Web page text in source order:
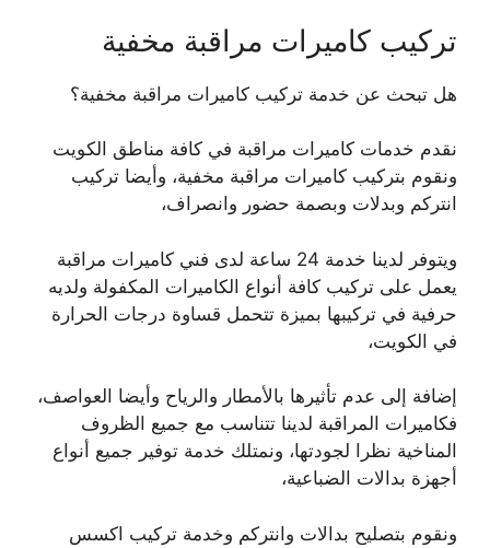
تركيب كاميرات مراقبة مخفية
هل تبحث عن خدمة تركيب كاميرات مراقبة مخفية؟
نقدم خدمات كاميرات مراقبة في كافة مناطق الكويت
ونقوم بتركيب كاميرات مراقبة مخفية، وأيضا تركيب
انتركم وبدلات وبصمة حضور وانصراف،
ويتوفر لدينا خدمة 24 ساعة لدى فني كاميرات مراقبة
يعمل على تركيب كافة أنواع الكاميرات المكفولة ولديه
حرفية في تركيبها بميزة تتحمل قساوة درجات الحرارة
في الكويت،
إضافة إلى عدم تأثيرها بالأمطار والرياح وأيضا العواصف،
فكاميرات المراقبة لدينا تتناسب مع جميع الظروف
المناخية نظرا لجودتها، ونمتلك خدمة توفير جميع أنواع
أجهزة بدالات الضباعية،
ونقوم بتصليح بدالات وانتركم وخدمة تركيب اكسس